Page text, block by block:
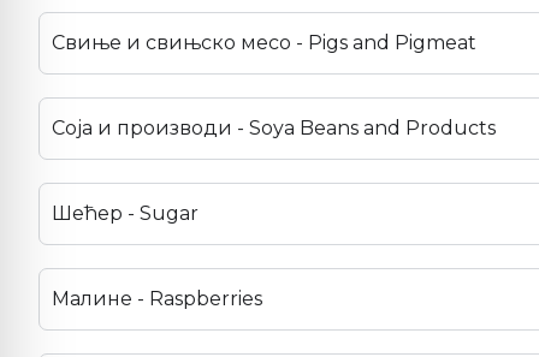
Свиње и свињско месо - Pigs and Pigmeat
Соја и производи - Soya Beans and Products
Шећер - Sugar
Малине - Raspberries